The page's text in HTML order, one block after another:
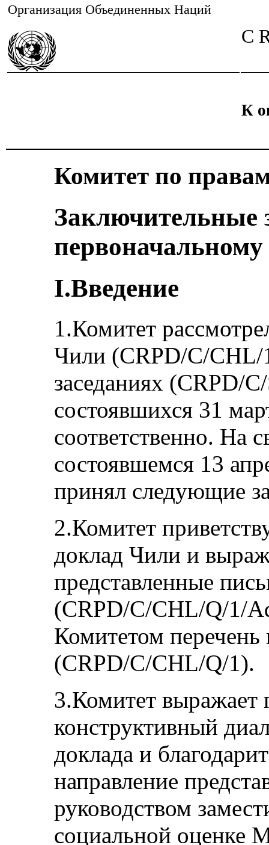
Организация Объединенных Наций
C
К
Комитет по
Заключительные
I.Введение
1.Комитет
Чили (CRPD/C/
заседаниях (CRPD/
состоявшихся 31
соответственно. На
состоявшемся 13
принял следующие
2.Комитет
доклад Чили и
представленные
(CRPD/C/CHL/Q/1/
Комитетом перечень
(CRPD/C/CHL/Q/1).
3.Комитет выражает
конструктивный
доклада и
направление
руководством
социальной оценке